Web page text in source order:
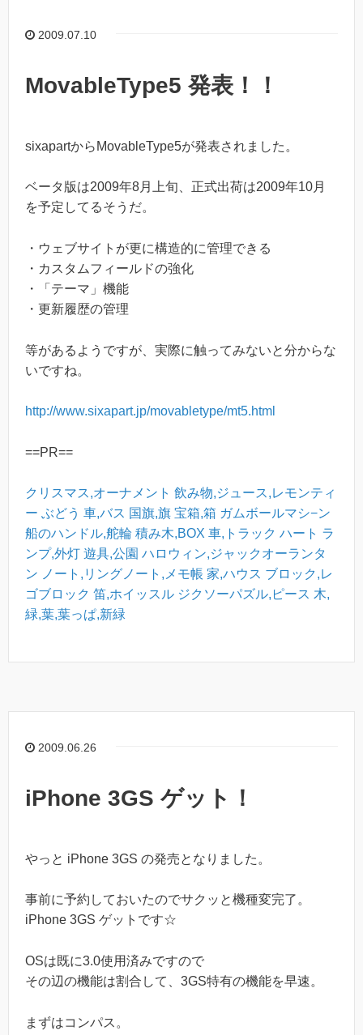
2009.07.10
MovableType5 発表！！
sixapartからMovableType5が発表されました。
ベータ版は2009年8月上旬、正式出荷は2009年10月
を予定してるそうだ。
・ウェブサイトが更に構造的に管理できる
・カスタムフィールドの強化
・「テーマ」機能
・更新履歴の管理
等があるようですが、実際に触ってみないと分からな
いですね。
http://www.sixapart.jp/movabletype/mt5.html
==PR==
クリスマス,オーナメント 飲み物,ジュース,レモンティ
ー ぶどう 車,バス 国旗,旗 宝箱,箱 ガムボールマシ−ン
船のハンドル,舵輪 積み木,BOX 車,トラック ハート ラ
ンプ,外灯 遊具,公園 ハロウィン,ジャックオーランタ
ン ノート,リングノート,メモ帳 家,ハウス ブロック,レ
ゴブロック 笛,ホイッスル ジクソーパズル,ピース 木,
緑,葉,葉っぱ,新緑
2009.06.26
iPhone 3GS ゲット！
やっと iPhone 3GS の発売となりました。
事前に予約しておいたのでサクッと機種変完了。
iPhone 3GS ゲットです☆
OSは既に3.0使用済みですので
その辺の機能は割合して、3GS特有の機能を早速。
まずはコンパス。